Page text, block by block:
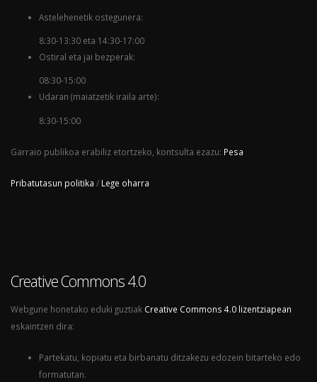
Astelehenetik ostegunera:
8:30-13:30 eta 14:30-17:00
Ostiral eta jai bezperak:
08:30-15:00
Udaran (maiatzetik iraila arte):
8:30-15:00
Garraio publikoa erabiliz etortzeko, kontsulta ezazu: Pesa
Pribatutasun politika / Lege oharra
Creative Commons 4.0
Webgune honetako eduki guztiak Creative Commons 4.0 lizentziapean
eskaintzen dira:
Partekatu, kopiatu eta birbanatu ditzakezu edozein bitarteko edo
formatutan.